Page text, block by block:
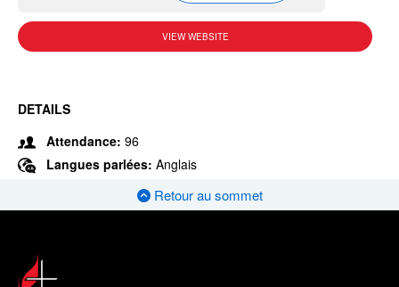
VIEW WEBSITE
DETAILS
Attendance: 96
Langues parlées: Anglais
Retour au sommet